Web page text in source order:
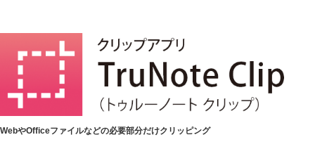
WebやOfficeファイルなどの必要部分だけクリッピング